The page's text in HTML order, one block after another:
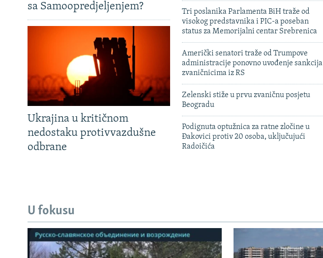
sa Samoopredjeljenjem?
Ukrajina u kritičnom
nedostaku protivvazdušne
odbrane
Tri poslanika Parlamenta BiH traže od
visokog predstavnika i PIC-a poseban
status za Memorijalni centar Srebrenica
Američki senatori traže od Trumpove
administracije ponovno uvođenje sankcija
zvaničnicima iz RS
Zelenski stiže u prvu zvaničnu posjetu
Beogradu
Podignuta optužnica za ratne zločine u
Đakovici protiv 20 osoba, uključujući
Radoičića
U fokusu